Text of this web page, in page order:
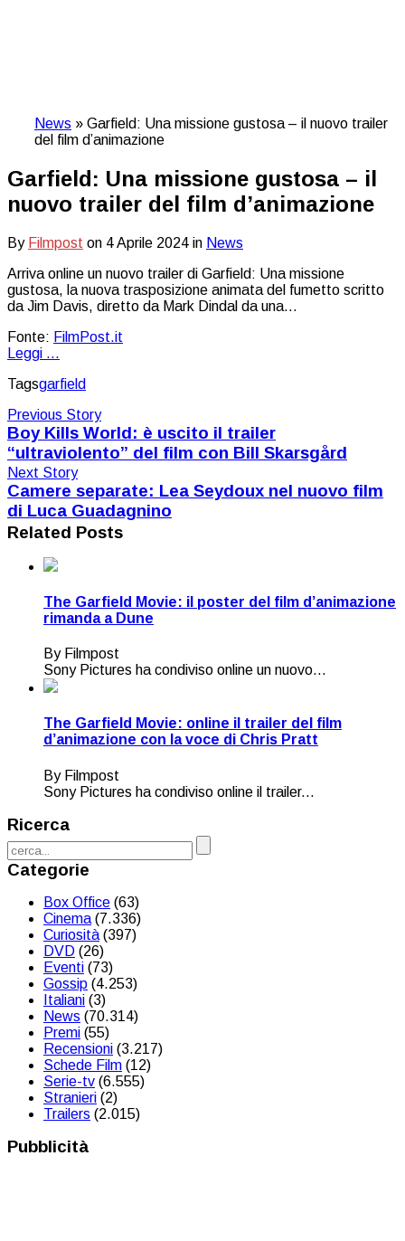
News » Garfield: Una missione gustosa – il nuovo trailer
del film d’animazione
Garfield: Una missione gustosa – il
nuovo trailer del film d’animazione
By Filmpost on 4 Aprile 2024 in News
Arriva online un nuovo trailer di Garfield: Una missione
gustosa, la nuova trasposizione animata del fumetto scritto
da Jim Davis, diretto da Mark Dindal da una…
Fonte: FilmPost.it
Leggi ...
Tagsgarfield
Previous Story
Boy Kills World: è uscito il trailer
“ultraviolento” del film con Bill Skarsgård
Next Story
Camere separate: Lea Seydoux nel nuovo film
di Luca Guadagnino
Related Posts
The Garfield Movie: il poster del film d’animazione
rimanda a Dune
By Filmpost
Sony Pictures ha condiviso online un nuovo...
The Garfield Movie: online il trailer del film
d’animazione con la voce di Chris Pratt
By Filmpost
Sony Pictures ha condiviso online il trailer...
Ricerca
Categorie
Box Office (63)
Cinema(7.336)
Curiosità(397)
DVD (26)
Eventi (73)
Gossip (4.253)
Italiani (3)
News (70.314)
Premi (55)
Recensioni (3.217)
Schede Film (12)
Serie-tv (6.555)
Stranieri (2)
Trailers (2.015)
Pubblicità